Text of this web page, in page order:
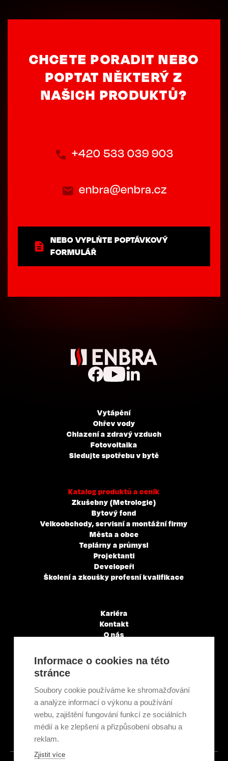
CHCETE PORADIT NEBO
POPTAT NĚKTERÝ Z
NAŠICH PRODUKTŮ?
+420 533 039 903
enbra@enbra.cz
NEBO VYPLŇTE POPTÁVKOVÝ
FORMULÁŘ
Vytápění
Ohřev vody
Chlazení a zdravý vzduch
Fotovoltaika
Sledujte spotřebu v bytě
Katalog produktů a ceník
Zkušebny (Metrologie)
Bytový fond
Velkoobchody, servisní a montážní firmy
Města a obce
Teplárny a průmysl
Projektanti
Developeři
Školení a zkoušky profesní kvalifikace
Kariéra
Kontakt
O nás
Články a novinky
GDPR & Cookies
Ekologická recyklace
Projekty EU
Intranet - Přihlášení
Přihlášení
Informace o cookies na této
stránce
Soubory cookie používáme ke shromažďování
a analýze informací o výkonu a používání
webu, zajištění fungování funkcí ze sociálních
médií a ke zlepšení a přizpůsobení obsahu a
reklam.
Zjistit více